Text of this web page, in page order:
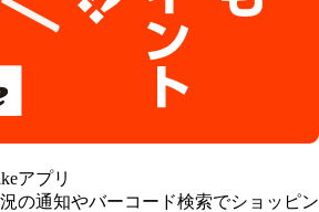
アプリ
の通知やバーコード検索でショッピン